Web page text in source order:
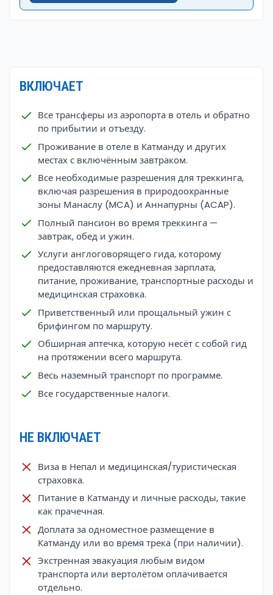
ВКЛЮЧАЕТ
Все трансферы из аэропорта в отель и обратно
по прибытии и отъезду.
Проживание в отеле в Катманду и других
местах с включённым завтраком.
Все необходимые разрешения для треккинга,
включая разрешения в природоохранные
зоны Манаслу (MCA) и Аннапурны (ACAP).
Полный пансион во время треккинга —
завтрак, обед и ужин.
Услуги англоговорящего гида, которому
предоставляются ежедневная зарплата,
питание, проживание, транспортные расходы и
медицинская страховка.
Приветственный или прощальный ужин с
брифингом по маршруту.
Обширная аптечка, которую несёт с собой гид
на протяжении всего маршрута.
Весь наземный транспорт по программе.
Все государственные налоги.
НЕ ВКЛЮЧАЕТ
Виза в Непал и медицинская/туристическая
страховка.
Питание в Катманду и личные расходы, такие
как прачечная.
Доплата за одноместное размещение в
Катманду или во время трека (при наличии).
Экстренная эвакуация любым видом
транспорта или вертолётом оплачивается
отдельно.